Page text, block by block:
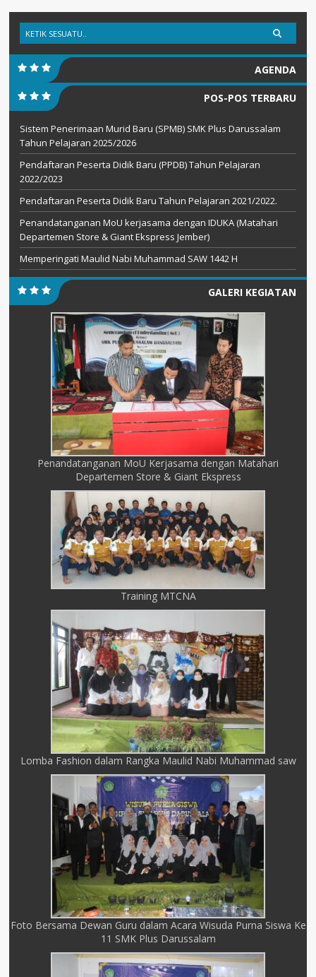
AGENDA
POS-POS TERBARU
Sistem Penerimaan Murid Baru (SPMB) SMK Plus Darussalam
Tahun Pelajaran 2025/2026
Pendaftaran Peserta Didik Baru (PPDB) Tahun Pelajaran
2022/2023
Pendaftaran Peserta Didik Baru Tahun Pelajaran 2021/2022.
Penandatanganan MoU kerjasama dengan IDUKA (Matahari
Departemen Store & Giant Ekspress Jember)
Memperingati Maulid Nabi Muhammad SAW 1442 H
GALERI KEGIATAN
Penandatanganan MoU Kerjasama dengan Matahari
Departemen Store & Giant Ekspress
Training MTCNA
Lomba Fashion dalam Rangka Maulid Nabi Muhammad saw
Foto Bersama Dewan Guru dalam Acara Wisuda Purna Siswa Ke
11 SMK Plus Darussalam